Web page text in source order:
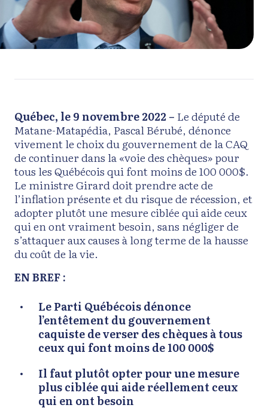
Québec, le 9 novembre 2022 – Le député de
Matane-Matapédia, Pascal Bérubé, dénonce
vivement le choix du gouvernement de la CAQ
de continuer dans la «voie des chèques» pour
tous les Québécois qui font moins de 100 000$.
Le ministre Girard doit prendre acte de
l’inflation présente et du risque de récession, et
adopter plutôt une mesure ciblée qui aide ceux
qui en ont vraiment besoin, sans négliger de
s’attaquer aux causes à long terme de la hausse
du coût de la vie.
EN BREF:
Le Parti Québécois dénonce
l’entêtement du gouvernement
caquiste de verser des chèques à tous
ceux qui font moins de 100 000$
Il faut plutôt opter pour une mesure
plus ciblée qui aide réellement ceux
qui en ont besoin